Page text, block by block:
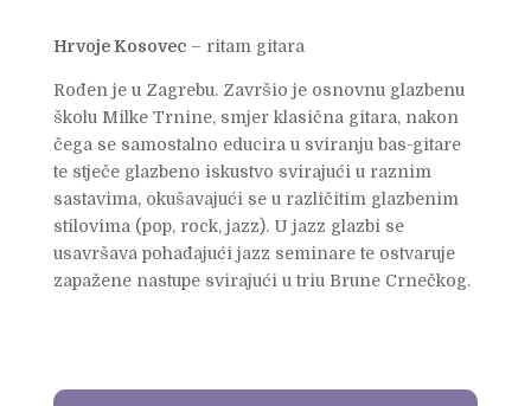
Hrvoje Kosovec– ritam gitara
Rođen je u Zagrebu. Završio je osnovnu glazbenu
školu Milke Trnine, smjer klasična gitara, nakon
čega se samostalno educira u sviranju bas-gitare
te stječe glazbeno iskustvo svirajući u raznim
sastavima, okušavajući se u različitim glazbenim
stilovima (pop, rock, jazz). U jazz glazbi se
usavršava pohađajući jazz seminare te ostvaruje
zapažene nastupe svirajući u triu Brune Crnečkog.